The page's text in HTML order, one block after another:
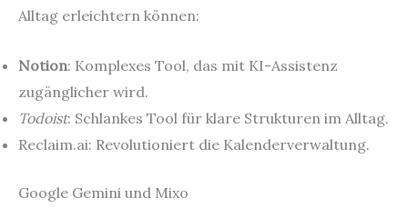
Alltag erleichtern können:
Notion: Komplexes Tool, das mit KI-Assistenz
zugänglicher wird.
Todoist: Schlankes Tool für klare Strukturen im Alltag.
Reclaim.ai: Revolutioniert die Kalenderverwaltung.
Google Gemini und Mixo